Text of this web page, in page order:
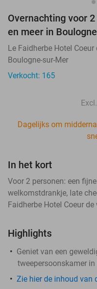
Overnachting voor
en meer in
Le Faidherbe Hotel Coeur
Boulogne-sur-Mer
Verkocht: 165
Dagelijks om
In het kort
Voor 2 personen: een
welkomstdrankje, late
Faidherbe Hotel Coeur
Highlights
Geniet van een
tweepersoonskamer
Zie hier de inhoud van